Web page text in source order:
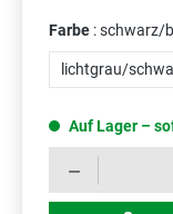
Farbe : schwarz/
lichtgrau/
Auf Lager –